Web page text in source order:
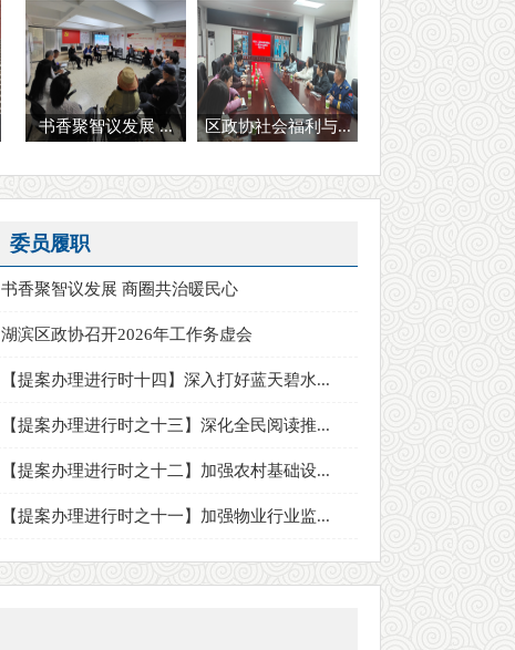
书香聚智议发展 ... 区政协社会福利与...
委员履职
书香聚智议发展 商圈共治暖民心
湖滨区政协召开2026年工作务虚会
【提案办理进行时十四】深入打好蓝天碧水...
【提案办理进行时之十三】深化全民阅读推...
【提案办理进行时之十二】加强农村基础设...
【提案办理进行时之十一】加强物业行业监...